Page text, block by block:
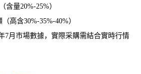
含量20%-25%）
（高含30%-35%-40%）
7月市場數據，實際采購需結合實時行情